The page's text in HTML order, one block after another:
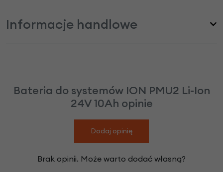
Informacje handlowe
Bateria do systemów ION PMU2 Li-Ion
24V 10Ah opinie
Dodaj opinię
Brak opinii. Może warto dodać własną?